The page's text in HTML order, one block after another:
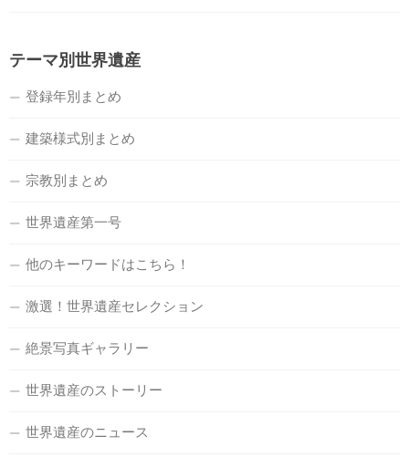
テーマ別世界遺産
登録年別まとめ
建築様式別まとめ
宗教別まとめ
世界遺産第一号
他のキーワードはこちら！
激選！世界遺産セレクション
絶景写真ギャラリー
世界遺産のストーリー
世界遺産のニュース